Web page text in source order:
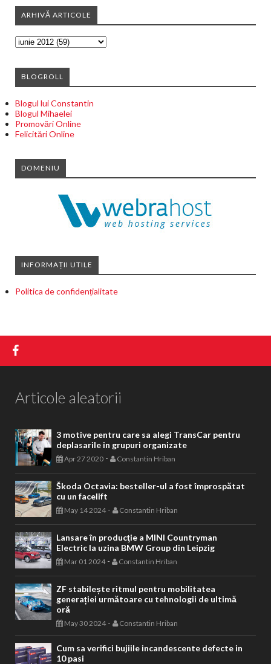
ARHIVĂ ARTICOLE
BLOGROLL
Blogul lui Constantin
Blogul Mihaelei
Promovări Online
Felicitări Online
DOMENIU
INFORMAȚII UTILE
Politica de confidențialitate
Articole aleatorii
3 motive pentru care sa alegi TransCar pentru
deplasarile in grupuri organizate
Apr 27 2020 - Constantin Hriban
Škoda Octavia: besteller-ul a fost împrospătat
cu un facelift
May 14 2024- Constantin Hriban
Lansare în producţie a MINI Countryman
Electric la uzina BMW Group din Leipzig
Mar 01 2024- Constantin Hriban
ZF stabilește ritmul pentru mobilitatea
generației următoare cu tehnologii de ultimă
oră
May 30 2024- Constantin Hriban
Cum sa verifici bujiile incandescente defecte in
10 pasi